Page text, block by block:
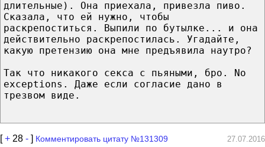
длительные). Она приехала, привезла пиво.
Сказала, что ей нужно, чтобы
раскрепоститься. Выпили по бутылке... и она
действительно раскрепостилась. Угадайте,
какую претензию она мне предъявила наутро?
Так что никакого секса с пьяными, бро. No
exceptions. Даже если согласие дано в
трезвом виде.
[+ 28 - ] Комментировать цитату №131309 27.07.2016